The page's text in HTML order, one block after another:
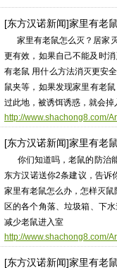
[东方汉诺新闻]家里有老
家里有老鼠怎么灭？居家
更有效，如果自己不能及时
有老鼠 用什么方法消灭更安
鼠夹等，如果发现家里有老
过此地，被诱饵诱惑，就会
http://www.shachong8.com/
[东方汉诺新闻]家里有老
你们知道吗，老鼠的防治能
东方汉诺送你2条建议，告诉
家里有老鼠怎么办，怎样灭鼠
区的各个角落、垃圾箱、下
减少老鼠进入室
http://www.shachong8.com/
[东方汉诺新闻]家里有老